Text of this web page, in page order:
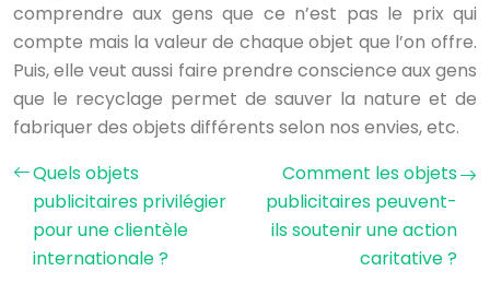
comprendre aux gens que ce n’est pas le prix qui
compte mais la valeur de chaque objet que l’on offre.
Puis, elle veut aussi faire prendre conscience aux gens
que le recyclage permet de sauver la nature et de
fabriquer des objets différents selon nos envies, etc.
Quels objets
publicitaires privilégier
pour une clientèle
internationale ?
Comment les objets
publicitaires peuvent-
ils soutenir une action
caritative ?